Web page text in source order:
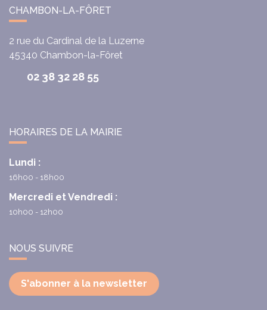
CHAMBON-LA-FÔRET
2 rue du Cardinal de la Luzerne
45340 Chambon-la-Fôret
02 38 32 28 55
HORAIRES DE LA MAIRIE
Lundi :
16h00 - 18h00
Mercredi et Vendredi :
10h00 - 12h00
NOUS SUIVRE
S'abonner à la newsletter